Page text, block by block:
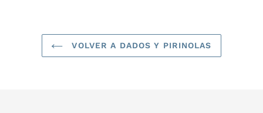
VOLVER A DADOS Y PIRINOLAS